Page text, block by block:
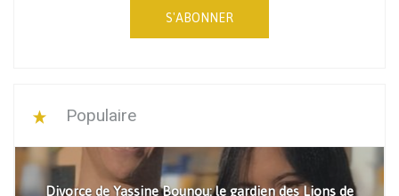
S'ABONNER
Populaire
Divorce de Yassine Bounou: le gardien des Lions de